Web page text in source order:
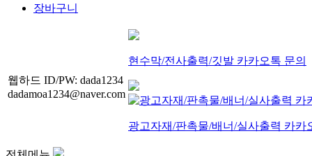
장바구니
웹하드 ID/PW: dada1234
dadamoa1234@naver.com
현수막/전사출력/깃발 카카오톡 문의
광고자재/판촉물/배너/실사출력 카카